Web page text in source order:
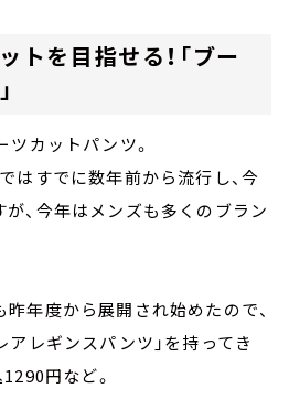
トを目指せる！「ブー
カットパンツ。
はすでに数年前から流行し、今
、今年はメンズも多くのブラン
年度から展開され始めたので、
アレギンスパンツ」を持ってき
円など。